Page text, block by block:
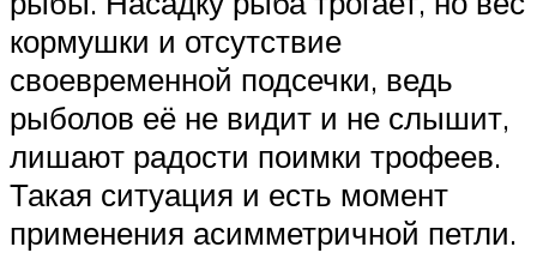
кормушки и отсутствие
своевременной подсечки, ведь
рыболов её не видит и не слышит,
лишают радости поимки трофеев.
Такая ситуация и есть момент
применения асимметричной петли.